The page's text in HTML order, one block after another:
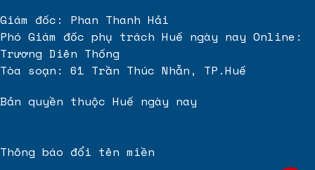
Giám đốc: Phan Thanh Hải
Phó Giám đốc phụ trách Huế ngày nay Online:
Trương Diên Thống
Tòa soạn: 61 Trần Thúc Nhẫn, TP.Huế
Bản quyền thuộc Huế ngày nay
Thông báo đổi tên miền